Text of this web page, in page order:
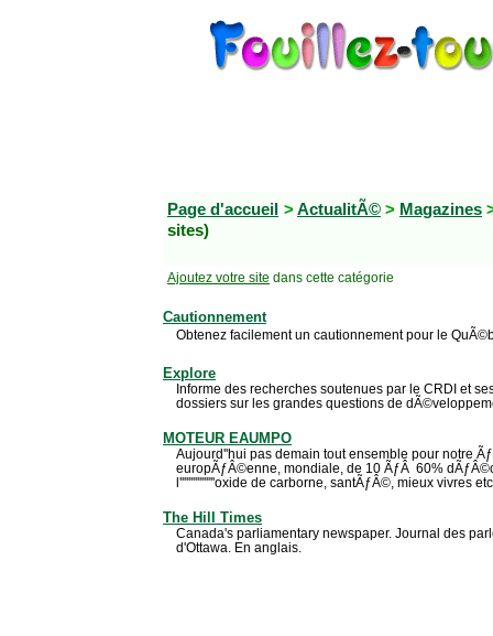
Page d'accueil >ActualitÃ© > Magazines
sites)
Ajoutez votre site dans cette catégorie
Cautionnement
Obtenez facilement un cautionnement pour le
Explore
Informe des recherches soutenues par le CRDI et
dossiers sur les grandes questions de
MOTEUR EAUMPO
Aujourd''hui pas demain tout ensemble pour notre
europÃƒÂ©enne, mondiale, de 10 ÃƒÂ 60%
l''''''''''''''''oxide de carborne, santÃƒÂ©, mieux vivres
The Hill Times
Canada's parliamentary newspaper. Journal des
d'Ottawa. En anglais.